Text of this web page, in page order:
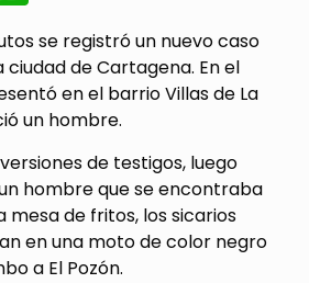
se registró un nuevo caso
de Cartagena. En el
en el barrio Villas de La
un hombre.
de testigos, luego
hombre que se encontraba
mesa de fritos, los sicarios
en una moto de color negro
a El Pozón.